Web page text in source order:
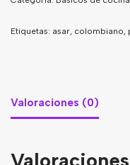
Etiquetas: asar colombiano
Valoraciones (0)
Valoraciones